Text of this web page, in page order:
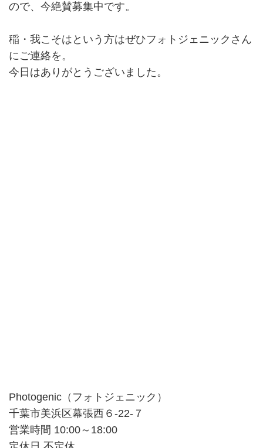
ので、今絶賛募集中です。
稲・我こそはという方はぜひフォトジェニックさん
にご連絡を。
今日はありがとうございました。
Photogenic（フォトジェニック）
千葉市美浜区幕張西６-22-７
営業時間 10:00～18:00